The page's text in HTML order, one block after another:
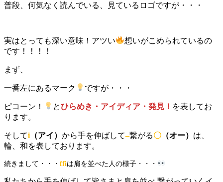
普段、何気なく読んでいる、見ているロゴですが・・・
実はとっても深い意味！アツい
想いがこめられているの
です！！！！
まず、
一番左にあるマーク ですが・・・
ピコーン！ とひらめき・アイディア・発見！ を表してお
ります。
そしてi （アイ） から手を伸ばして–繋がる〇 （オー） は、
輪、和を表しております。
続きまして・・・ ffiは肩を並べた人の様子・・・